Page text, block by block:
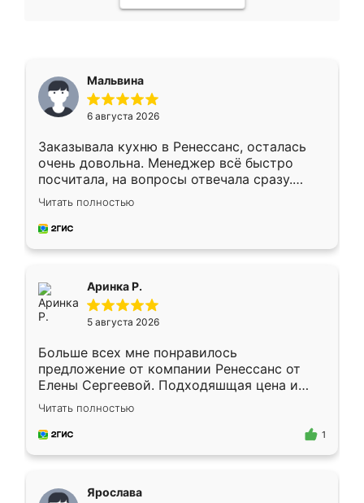
Мальвина
6 августа 2026
Заказывала кухню в Ренессанс, осталась
очень довольна. Менеджер всё быстро
посчитала, на вопросы отвечала сразу.
Замерщик приехал в субботу, подошёл к
делу со всей ответственностью. Собрали
за день, ребята работали аккуратно, даже
Читать полностью
Аринка Р.
5 августа 2026
Больше всех мне понравилось
предложение от компании Ренессанс от
Елены Сергеевой. Подходяшщая цена и
короткие сроки изготовления. Приехавший
для замера сотрудник Владислав
предложил по моему эскизу самый
Читать полностью
1
Ярослава